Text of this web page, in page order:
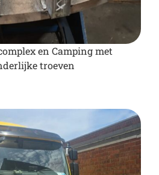
en Camping met
troeven